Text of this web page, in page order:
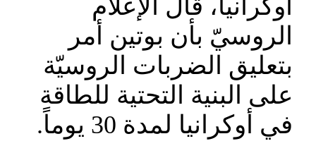
أوكرانيا، قال الإعلام
الروسيّ بأن بوتين أمر
بتعليق الضربات الروسيّة
على البنية التحتية للطاقة
في أوكرانيا لمدة 30 يوماً.